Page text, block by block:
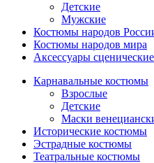
Детские
Мужские
Костюмы народов
Костюмы народов мира
Аксессуары сценические
Карнавальные костюмы
Взрослые
Детские
Маски
Исторические костюмы
Эстрадные костюмы
Театральные костюмы